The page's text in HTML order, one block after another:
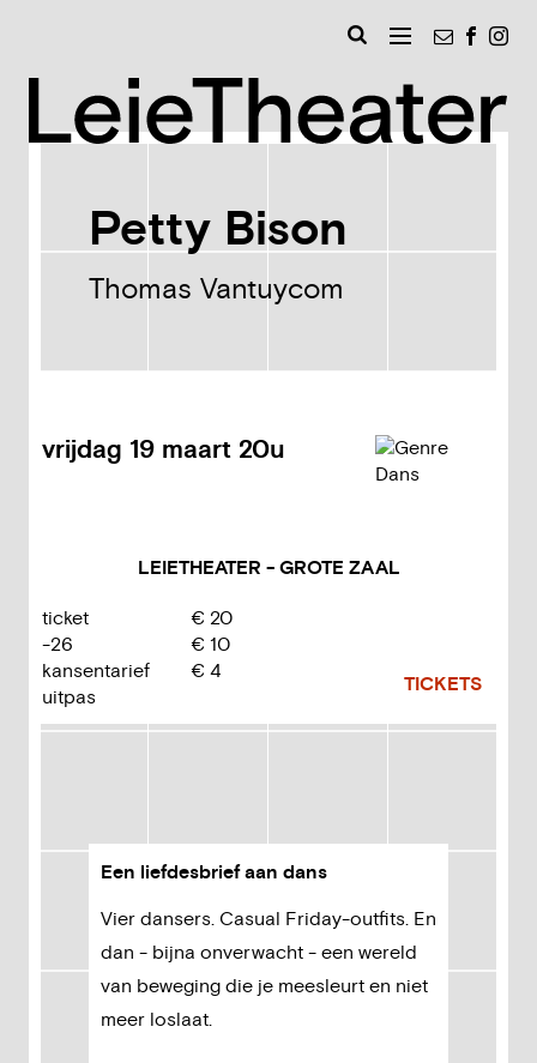
MENU
Petty Bison
Thomas Vantuycom
vrijdag 19 maart 20u
LEIETHEATER - GROTE ZAAL
ticket € 20
-26
€ 10
kansentarief
uitpas
€ 4
TICKETS
Een liefdesbrief aan dans
Vier dansers. Casual Friday-outfits. En
dan - bijna onverwacht - een wereld
van beweging die je meesleurt en niet
meer loslaat.